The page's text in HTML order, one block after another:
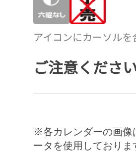
アイコンにカーソルを
ご注意くださ
※各カレンダーの画像
ータを使用しておりま